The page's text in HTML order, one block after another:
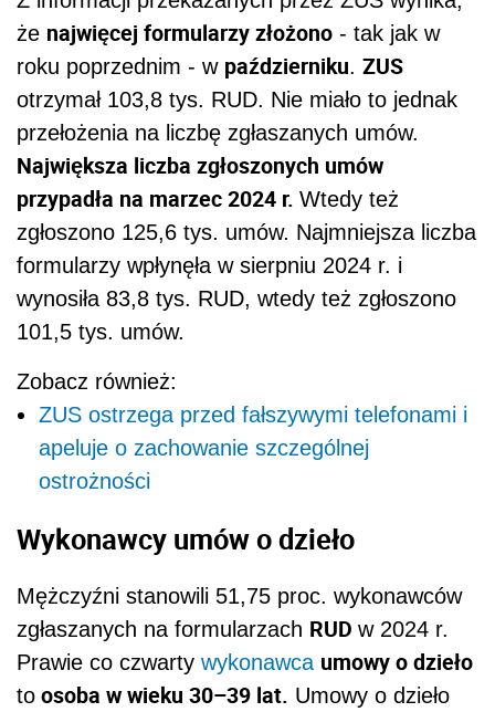
że najwięcej formularzy złożono - tak jak w
roku poprzednim - w październiku. ZUS
otrzymał 103,8 tys. RUD. Nie miało to jednak
przełożenia na liczbę zgłaszanych umów.
Największa liczba zgłoszonych umów
przypadła na marzec 2024 r. Wtedy też
zgłoszono 125,6 tys. umów. Najmniejsza liczba
formularzy wpłynęła w sierpniu 2024 r. i
wynosiła 83,8 tys. RUD, wtedy też zgłoszono
101,5 tys. umów.
Zobacz również:
ZUS ostrzega przed fałszywymi telefonami i
apeluje o zachowanie szczególnej
ostrożności
Wykonawcy umów o dzieło
Mężczyźni stanowili 51,75 proc. wykonawców
zgłaszanych na formularzach RUD w 2024 r.
Prawie co czwarty wykonawca umowy o dzieło
to osoba w wieku 30–39 lat. Umowy o dzieło